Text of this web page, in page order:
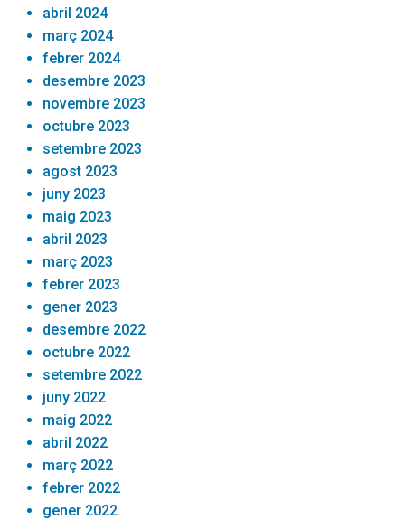
abril 2024
març 2024
febrer 2024
desembre 2023
novembre 2023
octubre 2023
setembre 2023
agost 2023
juny 2023
maig 2023
abril 2023
març 2023
febrer 2023
gener 2023
desembre 2022
octubre 2022
setembre 2022
juny 2022
maig 2022
abril 2022
març 2022
febrer 2022
gener 2022